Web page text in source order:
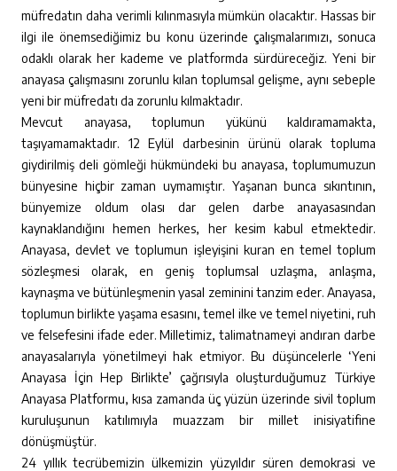
müfredatın daha verimli kılınmasıyla mümkün olacaktır. Hassas bir
ilgi ile önemsediğimiz bu konu üzerinde çalışmalarımızı, sonuca
odaklı olarak her kademe ve platformda sürdüreceğiz. Yeni bir
anayasa çalışmasını zorunlu kılan toplumsal gelişme, aynı sebeple
yeni bir müfredatı da zorunlu kılmaktadır.
Mevcut anayasa, toplumun yükünü kaldıramamakta,
taşıyamamaktadır. 12 Eylül darbesinin ürünü olarak topluma
giydirilmiş deli gömleği hükmündeki bu anayasa, toplumumuzun
bünyesine hiçbir zaman uymamıştır. Yaşanan bunca sıkıntının,
bünyemize oldum olası dar gelen darbe anayasasından
kaynaklandığını hemen herkes, her kesim kabul etmektedir.
Anayasa, devlet ve toplumun işleyişini kuran en temel toplum
sözleşmesi olarak, en geniş toplumsal uzlaşma, anlaşma,
kaynaşma ve bütünleşmenin yasal zeminini tanzim eder. Anayasa,
toplumun birlikte yaşama esasını, temel ilke ve temel niyetini, ruh
ve felsefesini ifade eder. Milletimiz, talimatnameyi andıran darbe
anayasalarıyla yönetilmeyi hak etmiyor. Bu düşüncelerle ‘Yeni
Anayasa İçin Hep Birlikte’ çağrısıyla oluşturduğumuz Türkiye
Anayasa Platformu, kısa zamanda üç yüzün üzerinde sivil toplum
kuruluşunun katılımıyla muazzam bir millet inisiyatifine
dönüşmüştür.
24 yıllık tecrübemizin ülkemizin yüzyıldır süren demokrasi ve